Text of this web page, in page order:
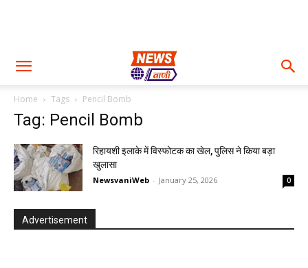
Home Tags Pencil Bomb
Tag: Pencil Bomb
रिहायशी इलाके में विस्फोटक का खेल, पुलिस ने किया बड़ा
खुलासा
NewsvaniWeb - January 25, 2026 0
Advertisement